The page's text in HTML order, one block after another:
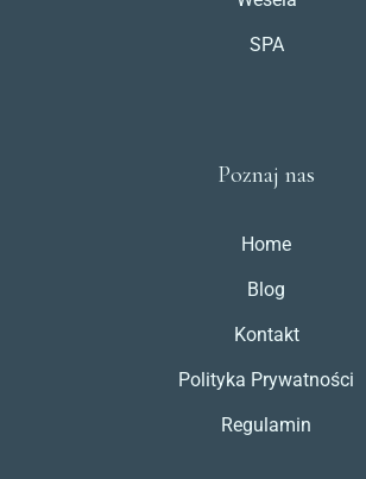
SPA
Poznaj nas
Home
Blog
Kontakt
Polityka Prywatności
Regulamin